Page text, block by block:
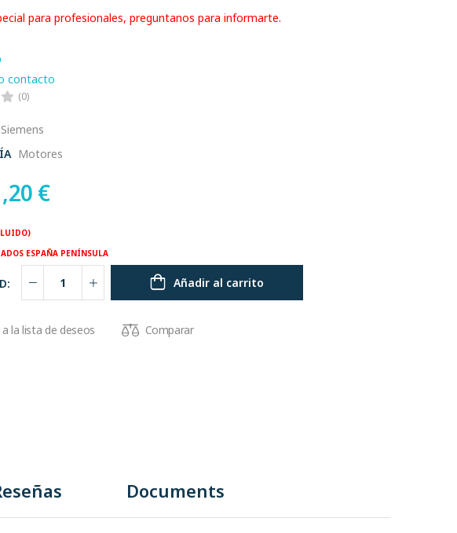
para profesionales, preguntanos para informarte.
contacto
(0)
Siemens
Motores
€
ESPAÑA PENÍNSULA
Añadir al carrito
la lista de deseos Comparar
Documents